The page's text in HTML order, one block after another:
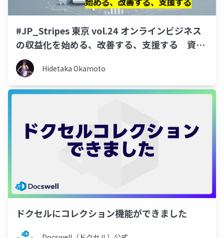
#JP_Stripes 東京 vol.24 オンラインビジネス
の収益化を始める、改善する、支援する 資料
まとめ
Hidetaka Okamoto
ドクセルにコレクション機能ができました